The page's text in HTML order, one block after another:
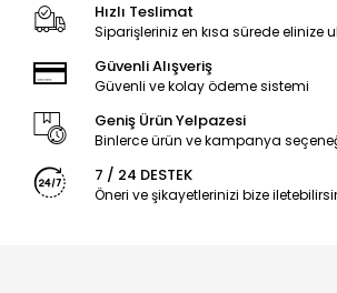
Hızlı Teslimat
Siparişleriniz en kısa sürede elinize
Güvenli Alışveriş
Güvenli ve kolay ödeme sistemi
Geniş Ürün Yelpazesi
Binlerce ürün ve kampanya
7 / 24 DESTEK
Öneri ve şikayetlerinizi bize